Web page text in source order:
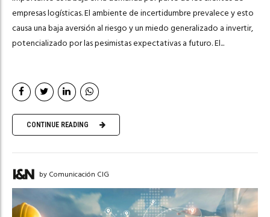
empresas logísticas. El ambiente de incertidumbre prevalece y esto
causa una baja aversión al riesgo y un miedo generalizado a invertir,
potencializado por las pesimistas expectativas a futuro. El...
CONTINUE READING
by Comunicación CIG